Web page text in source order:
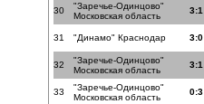
30
"Заречье-Одинцово"
Московская область
3:1
31 "Динамо" Краснодар 3:0
32
"Заречье-Одинцово"
Московская область
3:1
33
"Заречье-Одинцово"
Московская область
0:3